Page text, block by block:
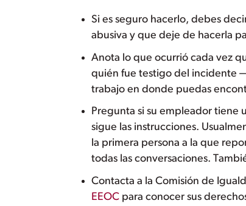
Si es seguro hacerlo, debes
abusiva y que deje de hacerla
Anota lo que ocurrió cada vez
quién fue testigo del incidente
trabajo en donde puedas
Pregunta si su empleador tiene
sigue las instrucciones.
la primera persona a la que
todas las conversaciones.
Contacta a la Comisión de
EEOC para conocer sus